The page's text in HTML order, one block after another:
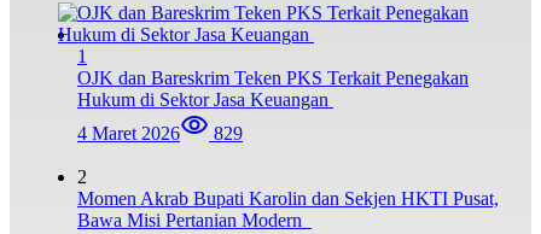
1
OJK dan Bareskrim Teken PKS Terkait Penegakan
Hukum di Sektor Jasa Keuangan
4 Maret 2026
829
2
Momen Akrab Bupati Karolin dan Sekjen HKTI Pusat,
Bawa Misi Pertanian Modern